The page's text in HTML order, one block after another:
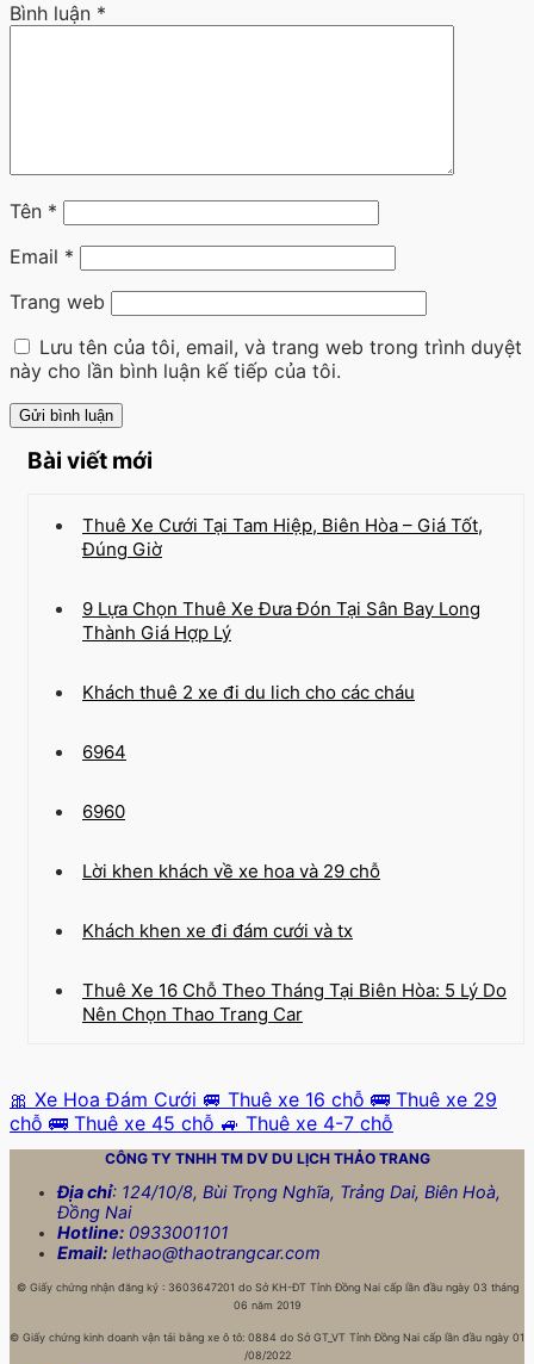
Bình luận *
Tên *
Email *
Trang web
Lưu tên của tôi, email, và trang web trong trình duyệt
này cho lần bình luận kế tiếp của tôi.
Bài viết mới
Thuê Xe Cưới Tại Tam Hiệp, Biên Hòa – Giá Tốt,
Đúng Giờ
9 Lựa Chọn Thuê Xe Đưa Đón Tại Sân Bay Long
Thành Giá Hợp Lý
Khách thuê 2 xe đi du lich cho các cháu
6964
6960
Lời khen khách về xe hoa và 29 chỗ
Khách khen xe đi đám cưới và tx
Thuê Xe 16 Chỗ Theo Tháng Tại Biên Hòa: 5 Lý Do
Nên Chọn Thao Trang Car
🎀 Xe Hoa Đám Cưới 🚐 Thuê xe 16 chỗ 🚌 Thuê xe 29
chỗ 🚌 Thuê xe 45 chỗ 🚙 Thuê xe 4-7 chỗ
CÔNG TY TNHH TM DV DU LỊCH THẢO TRANG
Địa chỉ: 124/10/8, Bùi Trọng Nghĩa, Trảng Dai, Biên Hoà,
Đồng Nai
Hotline: 0933001101
Email: lethao@thaotrangcar.com
©Giấy chứng nhận đăng ký : 3603647201 do Sở KH-ĐT Tỉnh Đồng Nai cấp lần đầu ngày 03 tháng
06 năm 2019
© Giấy chứng kinh doanh vận tải bằng xe ô tô: 0884 do Sở GT_VT Tỉnh Đồng Nai cấp lần đầu ngày 01
/08/2022